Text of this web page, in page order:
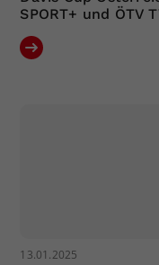
SPORT+ und ÖTV
13.01.2025